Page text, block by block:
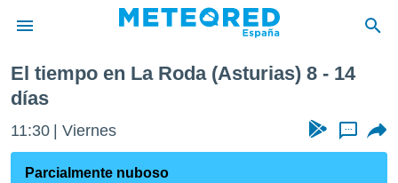
de
para
la
El tiempo en La Roda (Asturias) 8 - 14
días
11:30 Viernes ...
Parcialmente nuboso